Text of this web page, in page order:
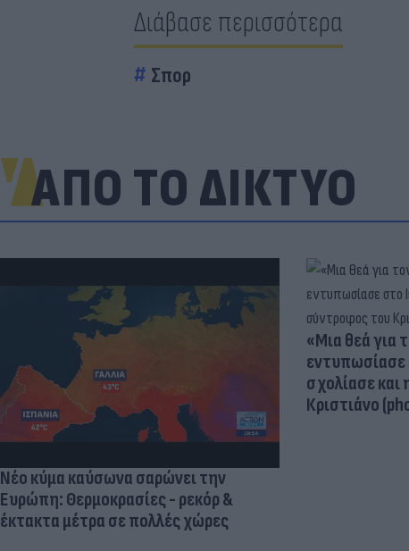
Διάβασε περισσότερα
Σπορ
ΑΠΟ ΤΟ ΔΙΚΤΥΟ
Νέο κύμα καύσωνα σαρώνει την
Ευρώπη: Θερμοκρασίες - ρεκόρ &
έκτακτα μέτρα σε πολλές χώρες
«Μια θεά για
σχολίασε
Κριστιάνο